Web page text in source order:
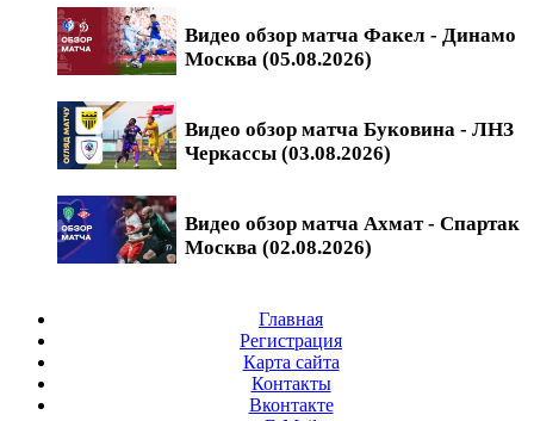
Видео обзор матча Факел - Динамо
Москва (05.08.2026)
Видео обзор матча Буковина - ЛНЗ
Черкассы (03.08.2026)
Видео обзор матча Ахмат - Спартак
Москва (02.08.2026)
Главная
Регистрация
Карта сайта
Контакты
Вконтакте